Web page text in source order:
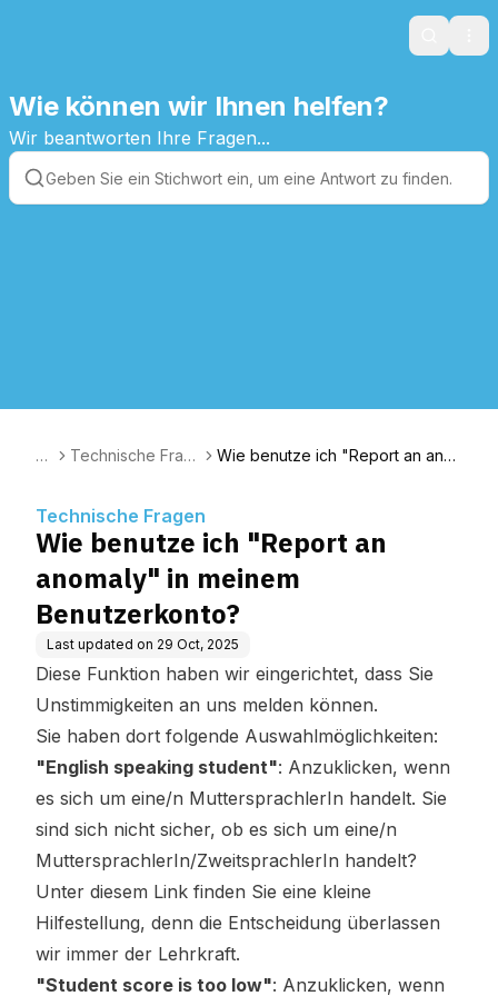
Search
Wie können wir Ihnen helfen?
Wir beantworten Ihre Fragen...
A
Technische Frag
Wie benutze ich "Report an ano
Technische Fragen
Wie benutze ich "Report an
anomaly" in meinem
Benutzerkonto?
Last updated on 29 Oct, 2025
Diese Funktion haben wir eingerichtet, dass Sie
Unstimmigkeiten an uns melden können.
Sie haben dort folgende Auswahlmöglichkeiten:
"English speaking student": Anzuklicken, wenn
es sich um eine/n MuttersprachlerIn handelt. Sie
sind sich nicht sicher, ob es sich um eine/n
MuttersprachlerIn/ZweitsprachlerIn handelt?
Unter diesem Link finden Sie eine kleine
Hilfestellung, denn die Entscheidung überlassen
wir immer der Lehrkraft.
"Student score is too low": Anzuklicken, wenn